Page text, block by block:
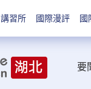
講習所 國際漫評 國
要